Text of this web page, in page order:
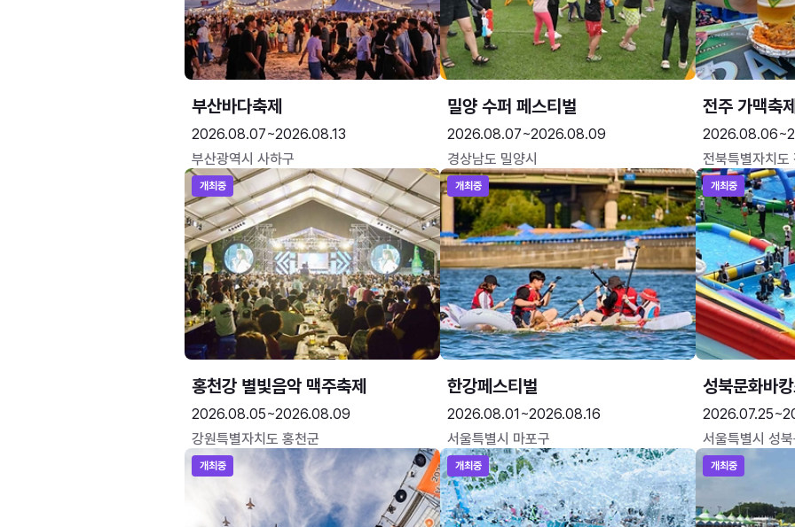
부산바다축제
2026.08.07~2026.08.13
부산광역시 사하구
밀양 수퍼 페스티벌
2026.08.07~2026.08.09
경상남도 밀양시
전주 가맥축
전북특별자치도
개최중
홍천강 별빛음악 맥주축제
2026.08.05~2026.08.09
강원특별자치도 홍천군
개최중
한강페스티벌
2026.08.01~2026.08.16
서울특별시 마포구
개최중
성북문화바
서울특별시 성
개최중 개최중 개최중